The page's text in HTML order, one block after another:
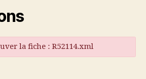
la fiche : R52114.xml